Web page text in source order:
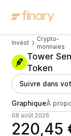
Invest
Crypto-
monnaies
Tower
Token
Suivre dans
GraphiqueÀ
08 août 2026
220,45